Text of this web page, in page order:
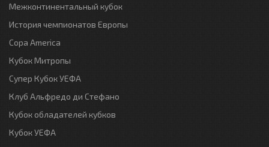
Межконтинентальный кубок
История чемпионатов Европы
Copa America
Кубок Митропы
Супер Кубок УЕФА
Клуб Альфредо ди Стефано
Кубок обладателей кубков
Кубок УЕФА